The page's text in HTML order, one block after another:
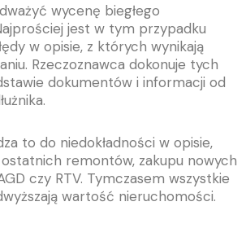
wycenę biegłego
jest w tym przypadku
w opisie, z których wynikają
Rzeczoznawca dokonuje tych
dokumentów i informacji od
to do niedokładności w opisie,
remontów, zakupu nowych
czy RTV. Tymczasem wszystkie
wartość nieruchomości.